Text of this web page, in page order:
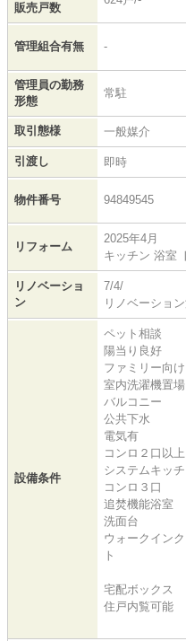
販売戸数
管理組合有無 -
管理員の勤務
形態
常駐
取引態様 一般媒介
引渡し 即時
物件番号 94849545
リフォーム
2025年4月
キッチン 浴室
リノベーショ
ン
7/4/
リノベーショ
設備条件
ペット相談
陽当り良好
ファミリー向け
室内洗濯機置場
バルコニー
公共下水
電気有
コンロ２口以上
システムキッ
コンロ３口
追焚機能浴室
洗面台
ウォークイン
ト
宅配ボックス
住戸内覧可能